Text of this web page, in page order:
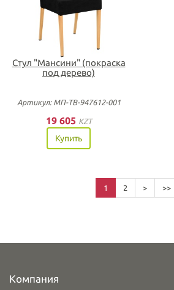
Стул "Мансини" (покраска
под дерево)
Артикул: МП-ТВ-947612-001
19 605 KZT
Купить
1 2 > >>
Компания